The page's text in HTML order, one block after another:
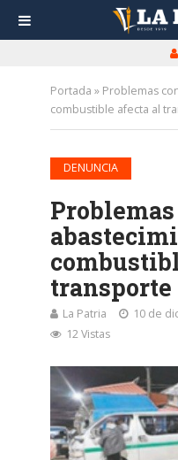
Portada » Problemas
combustible afecta al
DENUNCIA
transporte
La Patria
10 de
12 Vistas